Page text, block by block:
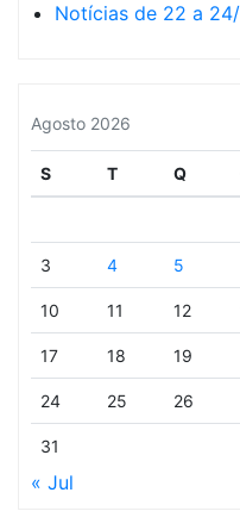
Notícias de 22 a
Agosto 2026
S T Q
3 4 5
10 11 12
17 18 19
24 25 26
31
« Jul